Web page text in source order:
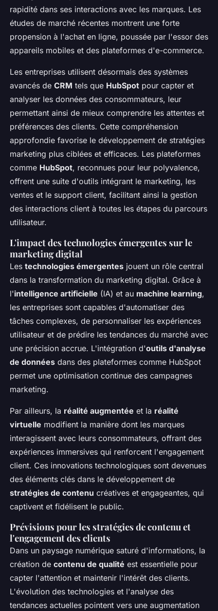
rapidité dans ses interactions avec les marques. Les
études de marché récentes montrent une forte
propension à l'achat en ligne, poussée par l'essor des
appareils mobiles et des plateformes d'e-commerce.
Les entreprises utilisent désormais des systèmes
avancés de CRM tels que HubSpot pour capter et
analyser les données des consommateurs, leur
permettant ainsi de mieux comprendre les attentes et
préférences des clients. Cette compréhension
approfondie favorise le développement de stratégies
marketing plus ciblées et efficaces. Les plateformes
comme HubSpot, reconnues pour leur polyvalence,
offrent une suite d'outils intégrant le marketing, les
ventes et le support client, facilitant ainsi la gestion
des interactions client à toutes les étapes du parcours
utilisateur.
L'impact des technologies émergentes sur le
marketing digital
Les technologies émergentes jouent un rôle central
dans la transformation du marketing digital. Grâce à
l'intelligence artificielle (IA) et au machine learning,
les entreprises sont capables d'automatiser des
tâches complexes, de personnaliser les expériences
utilisateur et de prédire les tendances du marché avec
une précision accrue. L'intégration d'outils d'analyse
de données dans des plateformes comme HubSpot
permet une optimisation continue des campagnes
marketing.
Par ailleurs, la réalité augmentée et la réalité
virtuelle modifient la manière dont les marques
interagissent avec leurs consommateurs, offrant des
expériences immersives qui renforcent l'engagement
client. Ces innovations technologiques sont devenues
des éléments clés dans le développement de
stratégies de contenu créatives et engageantes, qui
captivent et fidélisent le public.
Prévisions pour les stratégies de contenu et
l'engagement des clients
Dans un paysage numérique saturé d'informations, la
création de contenu de qualité est essentielle pour
capter l'attention et maintenir l'intérêt des clients.
L'évolution des technologies et l'analyse des
tendances actuelles pointent vers une augmentation